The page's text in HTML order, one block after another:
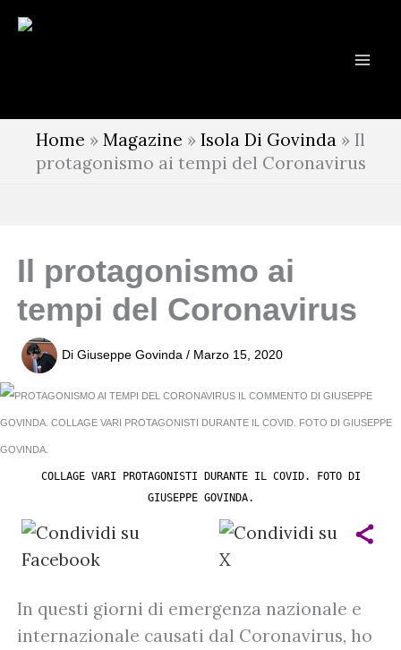
Vai
Home » Magazine » Isola Di Govinda » Il
protagonismo ai tempi del Coronavirus
Il protagonismo ai
tempi del Coronavirus
Di Giuseppe Govinda / Marzo 15, 2020
COLLAGE VARI PROTAGONISTI DURANTE IL COVID. FOTO DI
GIUSEPPE GOVINDA.
In questi giorni di emergenza nazionale e
internazionale causati dal Coronavirus, ho